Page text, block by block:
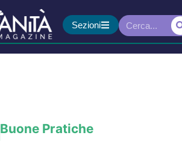
Sezioni
Buone Pratiche